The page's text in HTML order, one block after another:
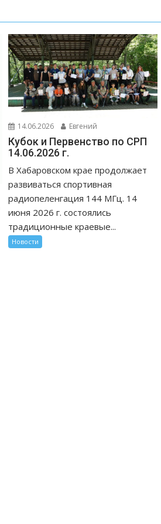
14.06.2026 Евгений
Кубок и Первенство по СРП
14.06.2026 г.
В Хабаровском крае продолжает
развиваться спортивная
радиопеленгация 144 МГц. 14
июня 2026 г. состоялись
традиционные краевые...
Новости